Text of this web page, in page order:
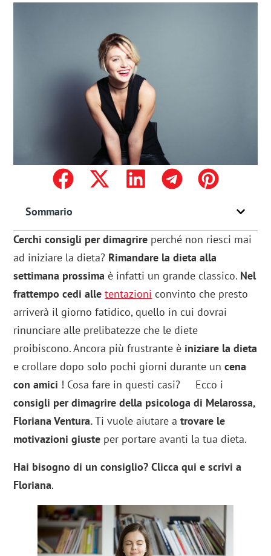
Sommario
Cerchi consigli per dimagrire perché non riesci mai
ad iniziare la dieta? Rimandare la dieta alla
settimana prossima è infatti un grande classico. Nel
frattempo cedi alletentazioni convinto che presto
arriverà il giorno fatidico, quello in cui dovrai
rinunciare alle prelibatezze che le diete
proibiscono. Ancora più frustrante è iniziare la dieta
e crollare dopo solo pochi giorni durante uncena
con amici ! Cosa fare in questi casi? Ecco i
consigli per dimagrire della psicologa di Melarossa,
Floriana Ventura.Ti vuole aiutare a trovare le
motivazioni giuste per portare avanti la tua dieta.
Hai bisogno di un consiglio? Clicca qui e scrivi a
Floriana.